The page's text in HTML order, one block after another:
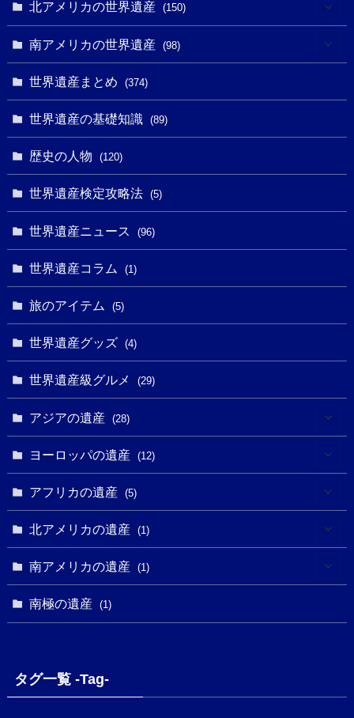
(10)
(10)
(5)
(18)
(3)
(7)
(1)
(43)
(4)
(2)
(5)
(16)
(62)
(32)
(13)
(2)
(1)
(5)
(2)
(2)
(25)
(6)
(1)
北アメリカの世界遺産 (150)
(31)
(27)
(10)
(7)
(2)
南アメリカの世界遺産 (98)
(4)
(9)
(3)
(5)
(19)
(8)
世界遺産まとめ (374)
世界遺産の基礎知識 (89)
歴史の人物 (120)
世界遺産検定攻略法 (5)
世界遺産ニュース (96)
世界遺産コラム (1)
旅のアイテム (5)
世界遺産グッズ (4)
世界遺産級グルメ (29)
アジアの遺産 (28)
(1)
(1)
(18)
ヨーロッパの遺産 (12)
(2)
(1)
(1)
(2)
アフリカの遺産 (5)
(3)
北アメリカの遺産 (1)
(1)
(1)
南アメリカの遺産 (1)
南極の遺産 (1)
タグ一覧 -Tag-